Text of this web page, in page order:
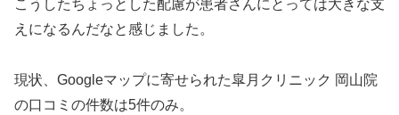
こうしたちょっとした配慮が患者さんにとっては大きな支
えになるんだなと感じました。
現状、Googleマップに寄せられた皐月クリニック 岡山院
の口コミの件数は5件のみ。